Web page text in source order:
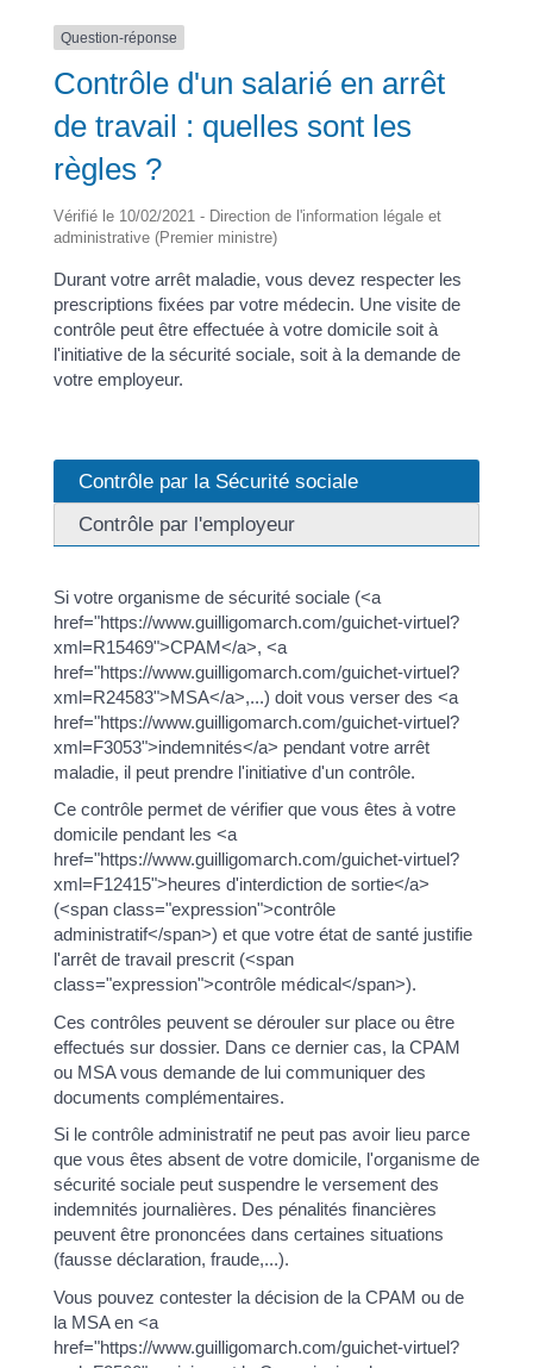
Question-réponse
Contrôle d'un salarié en arrêt
de travail : quelles sont les
règles ?
Vérifié le 10/02/2021 - Direction de l'information légale et
administrative (Premier ministre)
Durant votre arrêt maladie, vous devez respecter les
prescriptions fixées par votre médecin. Une visite de
contrôle peut être effectuée à votre domicile soit à
l'initiative de la sécurité sociale, soit à la demande de
votre employeur.
Contrôle par la Sécurité sociale
Contrôle par l'employeur
Si votre organisme de sécurité sociale (<a
href="https://www.guilligomarch.com/guichet-virtuel?
xml=R15469">CPAM</a>, <a
href="https://www.guilligomarch.com/guichet-virtuel?
xml=R24583">MSA</a>,...) doit vous verser des <a
href="https://www.guilligomarch.com/guichet-virtuel?
xml=F3053">indemnités</a> pendant votre arrêt
maladie, il peut prendre l'initiative d'un contrôle.
Ce contrôle permet de vérifier que vous êtes à votre
domicile pendant les <a
href="https://www.guilligomarch.com/guichet-virtuel?
xml=F12415">heures d'interdiction de sortie</a>
(<span class="expression">contrôle
administratif</span>) et que votre état de santé justifie
l'arrêt de travail prescrit (<span
class="expression">contrôle médical</span>).
Ces contrôles peuvent se dérouler sur place ou être
effectués sur dossier. Dans ce dernier cas, la CPAM
ou MSA vous demande de lui communiquer des
documents complémentaires.
Si le contrôle administratif ne peut pas avoir lieu parce
que vous êtes absent de votre domicile, l'organisme de
sécurité sociale peut suspendre le versement des
indemnités journalières. Des pénalités financières
peuvent être prononcées dans certaines situations
(fausse déclaration, fraude,...).
Vous pouvez contester la décision de la CPAM ou de
la MSA en <a
href="https://www.guilligomarch.com/guichet-virtuel?